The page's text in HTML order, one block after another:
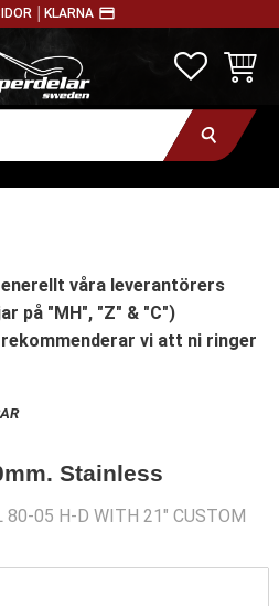
│ KLARNA payment
våra leverantörers
på "MH", "Z" & "C")
vi att ni ringer
Stainless
80-05 H-D WITH 21" CUSTOM